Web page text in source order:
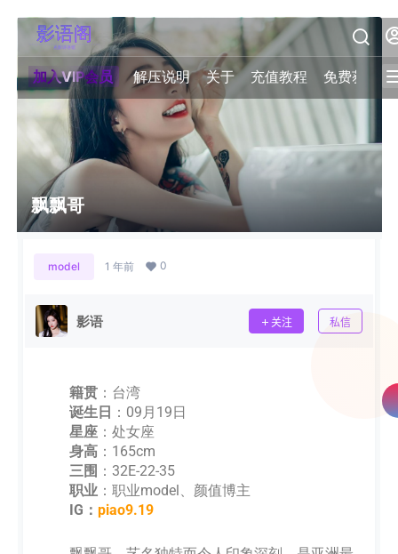
加入VIP会员 解压说明 关于 充值教程 免费获取积
飘飘哥
model 1 年前 0
影语 关注 私信
籍贯 ：台湾
诞生日 ：09月19日
星座 ：处女座
身高 ：165cm
三围 ：32E-22-35
职业 ：职业model、颜值博主
IG： piao9.19